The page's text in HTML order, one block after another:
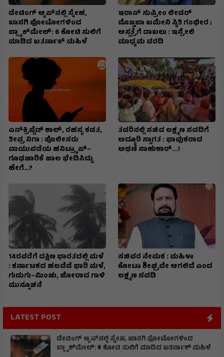
ಡೇಟಿಂಗ್ ಆ್ಯಪ್‌ನಲ್ಲಿ ಸ್ನೇಹ,
ಖಾಸಗಿ ಫೋಟೋಗಳಿಂದ
ಬ್ಲ್ಯಾಕ್‌ಮೇಲ್: ₹6 ಕೋಟಿ ಸುಲಿಗೆ
ಮಾಡಿದ ಖತರ್ನಾಕ್‌ ಮಹಿಳೆ
ಇರಾನ್‌ ಸುಪ್ರೀಂ ಲೀಡರ್‌
ಮೊಜ್ತಬಾ ಖಮೇನಿ ಸ್ಥಿತಿ ಗಂಭೀರ ;
ಆಸ್ಪತ್ರೆಗೆ ದಾಖಲು : ಇಸ್ರೇಲಿ
ಮಾಧ್ಯಮ ವರದಿ
ಎನ್‌ಕ್ರಿಪ್ಟೆಡ್‌ ಕಾಲ್‌, ರಹಸ್ಯ ಕಡತ,
ತೀವ್ರ ನಿಗಾ : ಪೊಲೀಸರು
ವಾಯುಪಡೆಯ ಹನಿಟ್ರ್ಯಾಪ್–
ಗೂಢಚಾರಿಕೆ ಜಾಲ ಭೇದಿಸಿದ್ದು
ಹೇಗೆ…?
ತವರಿನಲ್ಲಿ ಸಚಿವ ಲಕ್ಷ್ಮಣ ಸವದಿಗೆ
ಅದ್ಧೂರಿ ಸ್ವಾಗತ : ಭಾವುಕರಾದ
ಅಥಣಿ ಸಾಹುಕಾರ್...!
14ರವರೆಗೆ ದಕ್ಷಿಣ ಭಾರತದಲ್ಲಿ ಮಳೆ
: ಕರ್ನಾಟಕದ ಹಲವೆಡೆ ಭಾರಿ ಮಳೆ,
ಗುಡುಗು–ಮಿಂಚು, ಜೋರಾದ ಗಾಳಿ
ಮುನ್ಸೂಚನೆ
ಸಚಿವರ ನೇಮಕ : ಮಹಿಳಾ
ಕೋಟಾ ಶೀಘ್ರವೇ ಆಗಲಿದೆ ಎಂದ
ಲಕ್ಷ್ಮಣ ಸವದಿ
LATEST POST
ಡೇಟಿಂಗ್ ಆ್ಯಪ್‌ನಲ್ಲಿ ಸ್ನೇಹ, ಖಾಸಗಿ ಫೋಟೋಗಳಿಂದ
ಬ್ಲ್ಯಾಕ್‌ಮೇಲ್: ₹6 ಕೋಟಿ ಸುಲಿಗೆ ಮಾಡಿದ ಖತರ್ನಾಕ್‌ ಮಹಿಳೆ